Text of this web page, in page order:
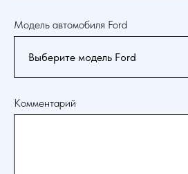
Модель автомобиля Ford
Комментарий